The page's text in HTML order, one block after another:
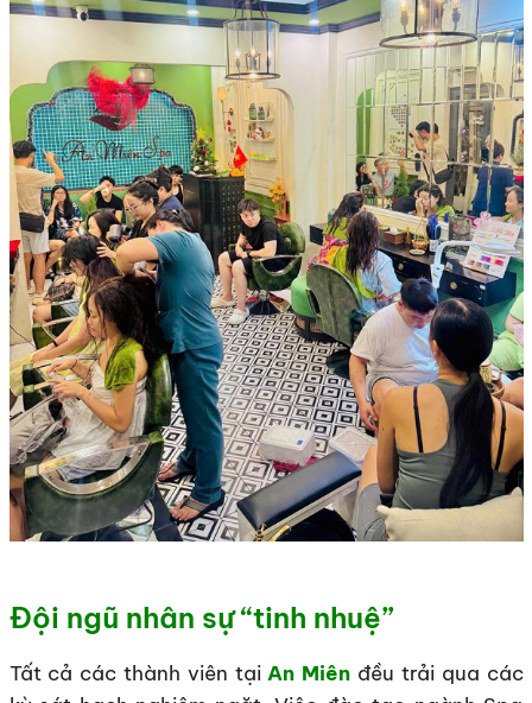
Đội ngũ nhân sự “tinh nhuệ”
Tất cả các thành viên tạiAn Miên đều trải qua các